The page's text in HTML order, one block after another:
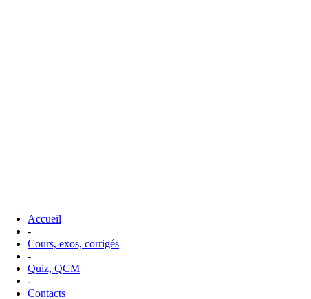
Accueil
-
Cours, exos, corrigés
-
Quiz, QCM
-
Contacts